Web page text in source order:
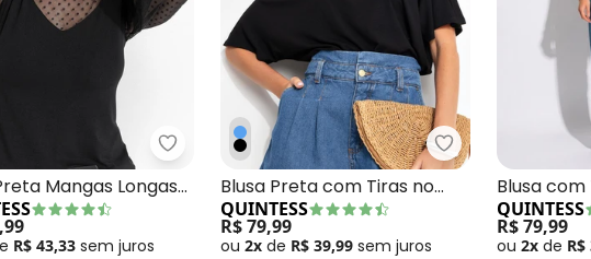
Preta com Detalhes em Tule nas Mangas
Quintess - Blusa Preta Mangas Longas com
Mangas Longas
R$ 43,33 sem juros
Quintess - Blusa
Blusa Preta com Tiras no
Ombro
QUINTESS
R$ 79,99
ou 2x de R$ 39,99 sem juros
Blusa
Folhagem
QUINTESS
R$ 79,99
ou2xde